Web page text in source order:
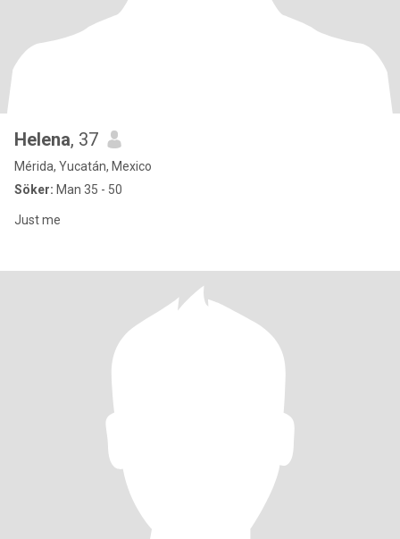
Helena, 37
Mérida, Yucatán, Mexico
Söker: Man 35 - 50
Just me